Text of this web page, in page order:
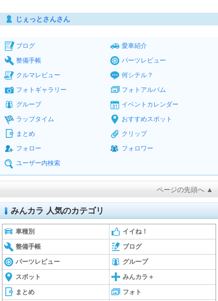
じぇっとさんさん
ブログ
愛車紹介
整備手帳
パーツレビュー
クルマレビュー
何シテル？
フォトギャラリー
フォトアルバム
グループ
イベントカレンダー
ラップタイム
おすすめスポット
まとめ
クリップ
フォロー
フォロワー
ユーザー内検索
ページの先頭へ ▲
みんカラ 人気のカテゴリ
車種別 イイね！
整備手帳 ブログ
パーツレビュー グループ
スポット みんカラ＋
まとめ フォト